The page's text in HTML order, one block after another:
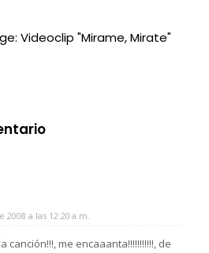
Videoclip "Mirame, Mirate"
a las 12:20 a.m.
canción!!!, me encaaanta!!!!!!!!!!!, de